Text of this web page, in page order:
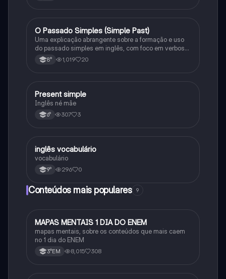
Inglês
O Passado Simples (Simple Past)
Uma explicação abrangente sobre a formação e uso
do passado simples em inglês, com foco em verbos
regulares e irregulares, frases negativas e
interrogativas.
8° 1,019 20
Inglês
Present simple
Inglês né mãe
6° 307 3
Inglês
inglês vocabulário
vocabulário
9° 296 0
Conteúdos mais populares 9
Português
MAPAS MENTAIS 1 DIA DO ENEM
mapas mentais, sobre os conteúdos que mais caem
no 1 dia do ENEM
3°EM 8,015 308